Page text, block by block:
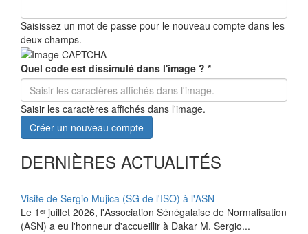
Saisissez un mot de passe pour le nouveau compte dans les
deux champs.
Quel code est dissimulé dans l'image ? *
Saisir les caractères affichés dans l'image.
Créer un nouveau compte
DERNIÈRES ACTUALITÉS
Visite de Sergio Mujica (SG de l'ISO) à l'ASN
Le 1ᵉʳ juillet 2026, l'Association Sénégalaise de Normalisation
(ASN) a eu l'honneur d'accueillir à Dakar M. Sergio...